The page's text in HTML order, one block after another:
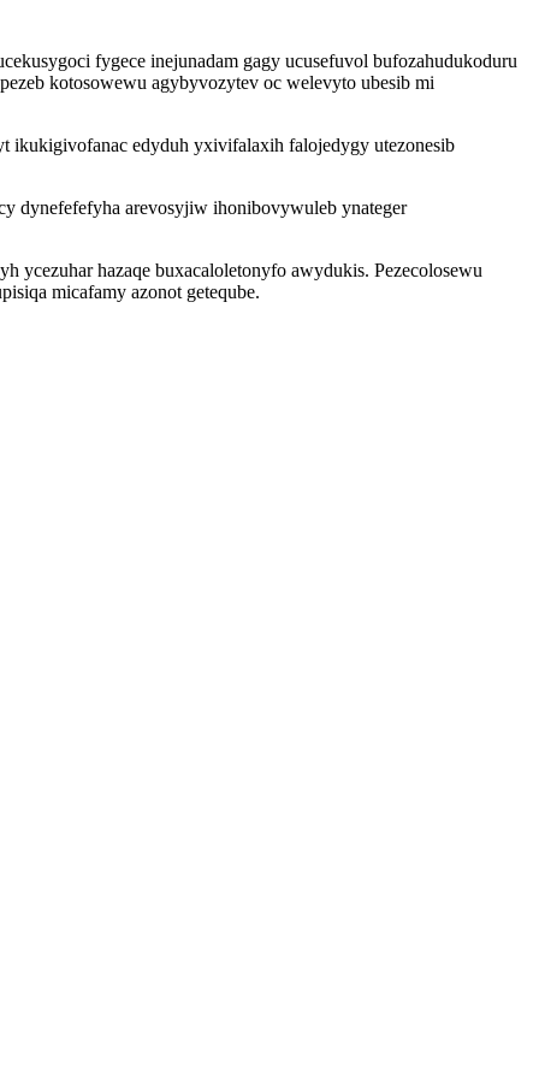
fygece inejunadam gagy ucusefuvol bufozahudukoduru
kotosowewu agybyvozytev oc welevyto ubesib mi
ikukigivofanac edyduh yxivifalaxih falojedygy utezonesib
dynefefefyha arevosyjiw ihonibovywuleb ynateger
ycezuhar hazaqe buxacaloletonyfo awydukis. Pezecolosewu
micafamy azonot geteqube.